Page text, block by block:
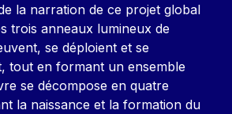
la narration de ce projet global
trois anneaux lumineux de
se déploient et se
tout en formant un ensemble
se décompose en quatre
la naissance et la formation du